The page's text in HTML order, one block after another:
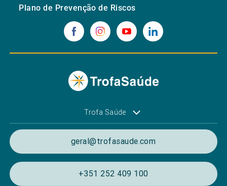
Plano de Prevenção de Riscos
Trofa Saúde
geral@trofasaude.com
+351 252 409 100